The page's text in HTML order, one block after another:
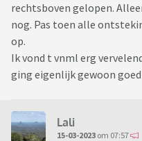
rechtsboven gelopen.
nog. Pas toen alle
op.
Ik vond t vnml erg
ging eigenlijk gewoon
Lali
15-03-2023 om 07:57